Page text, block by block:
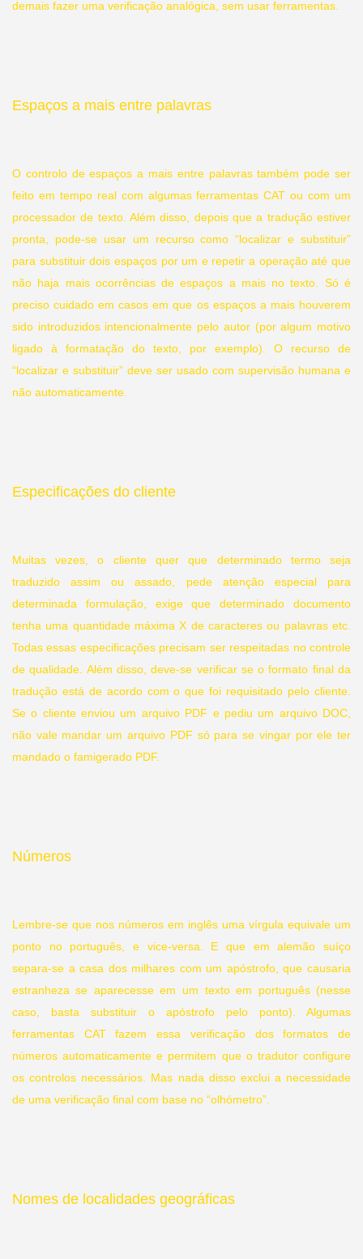
demais fazer uma verificação analógica, sem usar ferramentas.
Espaços a mais entre palavras
O controlo de espaços a mais entre palavras também pode ser
feito em tempo real com algumas ferramentas CAT ou com um
processador de texto. Além disso, depois que a tradução estiver
pronta, pode-se usar um recurso como “localizar e substituir”
para substituir dois espaços por um e repetir a operação até que
não haja mais ocorrências de espaços a mais no texto. Só é
preciso cuidado em casos em que os espaços a mais houverem
sido introduzidos intencionalmente pelo autor (por algum motivo
ligado à formatação do texto, por exemplo). O recurso de
“localizar e substituir” deve ser usado com supervisão humana e
não automaticamente.
Especificações do cliente
Muitas vezes, o cliente quer que determinado termo seja
traduzido assim ou assado, pede atenção especial para
determinada formulação, exige que determinado documento
tenha uma quantidade máxima X de caracteres ou palavras etc.
Todas essas especificações precisam ser respeitadas no controle
de qualidade. Além disso, deve-se verificar se o formato final da
tradução está de acordo com o que foi requisitado pelo cliente.
Se o cliente enviou um arquivo PDF e pediu um arquivo DOC,
não vale mandar um arquivo PDF só para se vingar por ele ter
mandado o famigerado PDF.
Números
Lembre-se que nos números em inglês uma vírgula equivale um
ponto no português, e vice-versa. E que em alemão suíço
separa-se a casa dos milhares com um apóstrofo, que causaria
estranheza se aparecesse em um texto em português (nesse
caso, basta substituir o apóstrofo pelo ponto). Algumas
ferramentas CAT fazem essa verificação dos formatos de
números automaticamente e permitem que o tradutor configure
os controlos necessários. Mas nada disso exclui a necessidade
de uma verificação final com base no “olhómetro”.
Nomes de localidades geográficas